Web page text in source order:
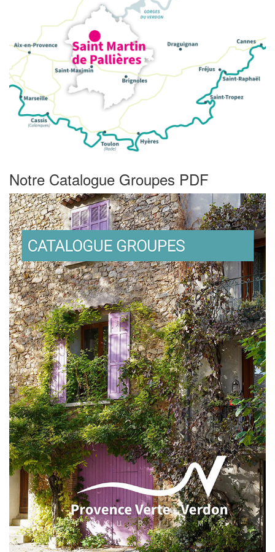
Notre Catalogue Groupes PDF